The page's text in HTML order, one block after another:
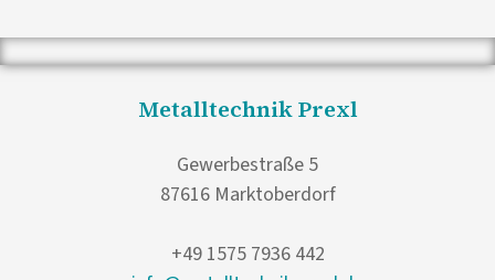
Metalltechnik Prexl
Gewerbestraße 5
87616 Marktoberdorf
+49 1575 7936 442